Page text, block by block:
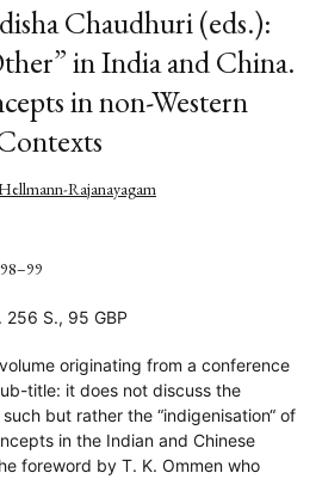
Chaudhuri (eds.):
in India and China.
in non-Western
Rajanayagam
256 S., 95 GBP
originating from a conference
title: it does not discuss the
but rather the “indigenisation“ of
in the Indian and Chinese
foreword by T. K. Ommen who